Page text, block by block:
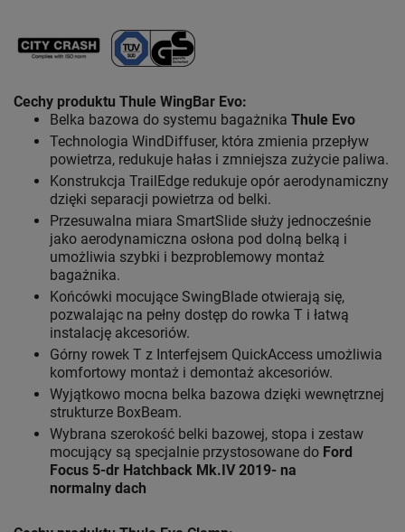
Cechy produktu Thule WingBar Evo:
Belka bazowa do systemu bagażnika Thule Evo
Technologia WindDiffuser, która zmienia przepływ
powietrza, redukuje hałas i zmniejsza zużycie paliwa.
Konstrukcja TrailEdge redukuje opór aerodynamiczny
dzięki separacji powietrza od belki.
Przesuwalna miara SmartSlide służy jednocześnie
jako aerodynamiczna osłona pod dolną belką i
umożliwia szybki i bezproblemowy montaż
bagażnika.
Końcówki mocujące SwingBlade otwierają się,
pozwalając na pełny dostęp do rowka T i łatwą
instalację akcesoriów.
Górny rowek T z Interfejsem QuickAccess umożliwia
komfortowy montaż i demontaż akcesoriów.
Wyjątkowo mocna belka bazowa dzięki wewnętrznej
strukturze BoxBeam.
Wybrana szerokość belki bazowej, stopa i zestaw
mocujący są specjalnie przystosowane do Ford
Focus 5-dr Hatchback Mk.IV 2019- na
normalny dach